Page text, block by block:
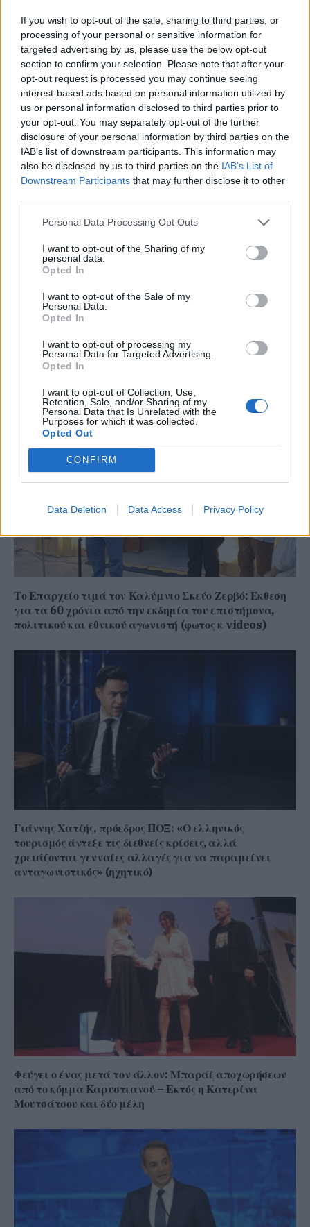
If you wish to opt-out of the sale, sharing to third parties, or
processing of your personal or sensitive information for
targeted advertising by us, please use the below opt-out
section to confirm your selection. Please note that after your
opt-out request is processed you may continue seeing
interest-based ads based on personal information utilized by
us or personal information disclosed to third parties prior to
your opt-out. You may separately opt-out of the further
disclosure of your personal information by third parties on the
IAB’s list of downstream participants. This information may
also be disclosed by us to third parties on the IAB’s List of
Downstream Participants that may further disclose it to other
Personal Data Processing Opt Outs
I want to opt-out of the Sharing of my
personal data.
Opted In
I want to opt-out of the Sale of my
Personal Data.
Opted In
I want to opt-out of processing my
Personal Data for Targeted Advertising.
Opted In
I want to opt-out of Collection, Use,
Retention, Sale, and/or Sharing of my
Personal Data that Is Unrelated with the
Purposes for which it was collected.
Opted Out
CONFIRM
Data Deletion Data Access Privacy Policy
Χειροπέδες σε 43χρονη για εμπορία ανηλίκου στη Ρόδο
– Συγκέντρωνε χρήματα από συμπονετικούς τουρίστες
Στενά του Ορμούζ: Ιράν και Ομάν συμφώνησαν στη
λεπτομέρειες
Το Επαρχείο τιμά τον Καλύμνιο Σκεύο Ζερβό: Έκθεση
για τα 60 χρόνια από την εκδημία του επιστήμονα,
πολιτικού και εθνικού αγωνιστή (φωτος κ videos)
Γιάννης Χατζής, πρόεδρος ΠΟΞ: «Ο ελληνικός
τουρισμός άντεξε τις διεθνείς κρίσεις, αλλά
χρειάζονται γενναίες αλλαγές για να παραμείνει
ανταγωνιστικός» (ηχητικό)
Φεύγει ο ένας μετά τον άλλον: Μπαράζ αποχωρήσεων
από το κόμμα Καρυστιανού – Εκτός η Κατερίνα
Μουτσάτσου και δύο μέλη